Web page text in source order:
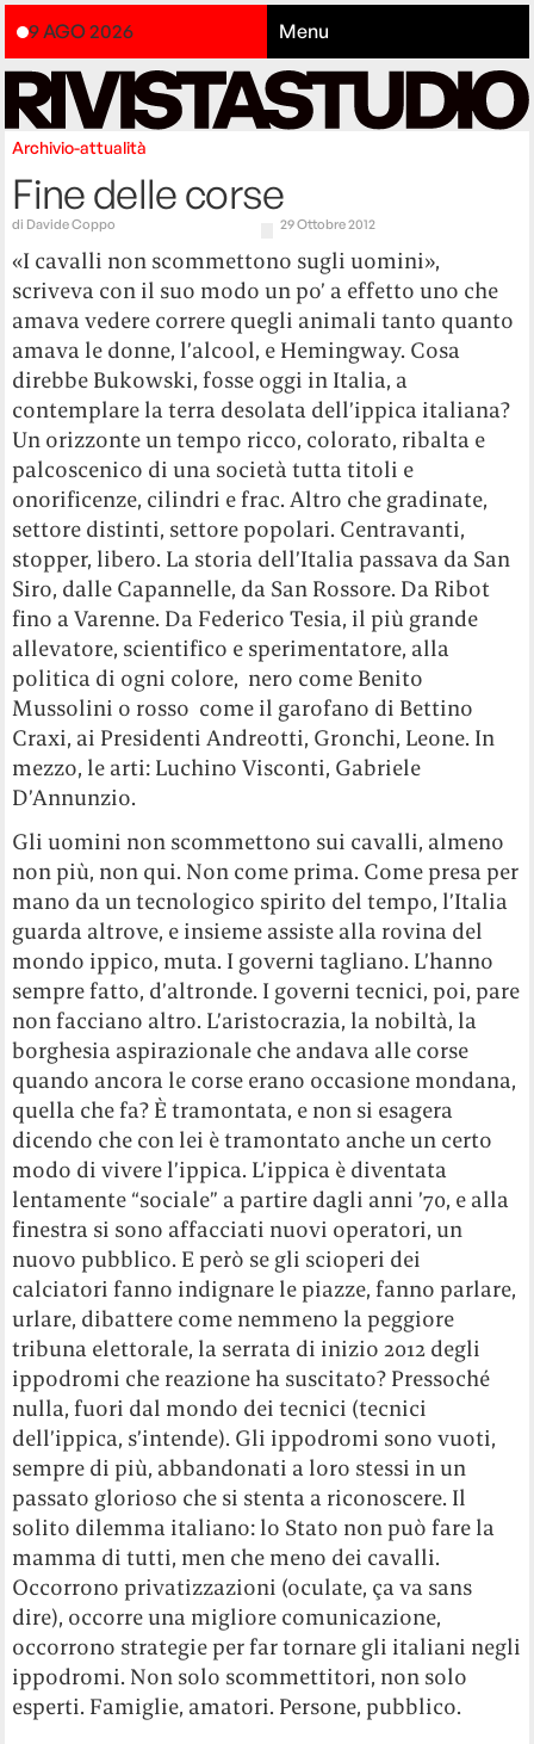
9 AGO 2026 Menu
Archivio-attualità
Fine delle corse
di Davide Coppo 29 Ottobre 2012
«I cavalli non scommettono sugli uomini»,
scriveva con il suo modo un po’ a effetto uno che
amava vedere correre quegli animali tanto quanto
amava le donne, l’alcool, e Hemingway. Cosa
direbbe Bukowski, fosse oggi in Italia, a
contemplare la terra desolata dell’ippica italiana?
Un orizzonte un tempo ricco, colorato, ribalta e
palcoscenico di una società tutta titoli e
onorificenze, cilindri e frac. Altro che gradinate,
settore distinti, settore popolari. Centravanti,
stopper, libero. La storia dell’Italia passava da San
Siro, dalle Capannelle, da San Rossore. Da Ribot
fino a Varenne. Da Federico Tesia, il più grande
allevatore, scientifico e sperimentatore, alla
politica di ogni colore, nero come Benito
Mussolini o rosso come il garofano di Bettino
Craxi, ai Presidenti Andreotti, Gronchi, Leone. In
mezzo, le arti: Luchino Visconti, Gabriele
D’Annunzio.
Gli uomini non scommettono sui cavalli, almeno
non più, non qui. Non come prima. Come presa per
mano da un tecnologico spirito del tempo, l’Italia
guarda altrove, e insieme assiste alla rovina del
mondo ippico, muta. I governi tagliano. L’hanno
sempre fatto, d’altronde. I governi tecnici, poi, pare
non facciano altro. L’aristocrazia, la nobiltà, la
borghesia aspirazionale che andava alle corse
quando ancora le corse erano occasione mondana,
quella che fa? È tramontata, e non si esagera
dicendo che con lei è tramontato anche un certo
modo di vivere l’ippica. L’ippica è diventata
lentamente “sociale” a partire dagli anni ’70, e alla
finestra si sono affacciati nuovi operatori, un
nuovo pubblico. E però se gli scioperi dei
calciatori fanno indignare le piazze, fanno parlare,
urlare, dibattere come nemmeno la peggiore
tribuna elettorale, la serrata di inizio 2012 degli
ippodromi che reazione ha suscitato? Pressoché
nulla, fuori dal mondo dei tecnici (tecnici
dell’ippica, s’intende). Gli ippodromi sono vuoti,
sempre di più, abbandonati a loro stessi in un
passato glorioso che si stenta a riconoscere. Il
solito dilemma italiano: lo Stato non può fare la
mamma di tutti, men che meno dei cavalli.
Occorrono privatizzazioni (oculate, ça va sans
dire), occorre una migliore comunicazione,
occorrono strategie per far tornare gli italiani negli
ippodromi. Non solo scommettitori, non solo
esperti. Famiglie, amatori. Persone, pubblico.